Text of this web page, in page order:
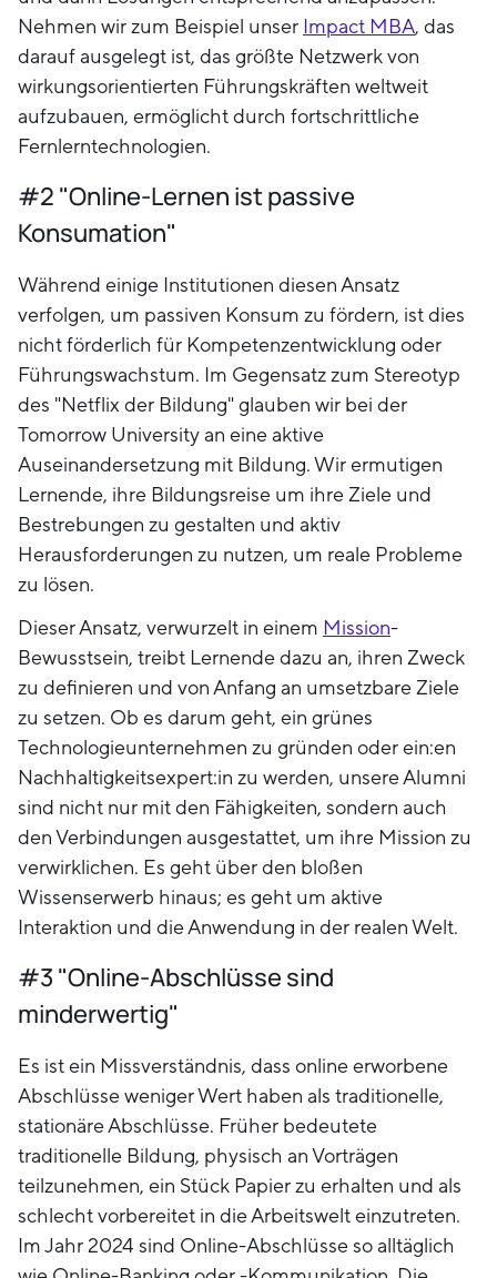
Nehmen wir zum Beispiel unser Impact MBA, das
darauf ausgelegt ist, das größte Netzwerk von
wirkungsorientierten Führungskräften weltweit
aufzubauen, ermöglicht durch fortschrittliche
Fernlerntechnologien.
#2 "Online-Lernen ist passive
Konsumation"
Während einige Institutionen diesen Ansatz
verfolgen, um passiven Konsum zu fördern, ist dies
nicht förderlich für Kompetenzentwicklung oder
Führungswachstum. Im Gegensatz zum Stereotyp
des "Netflix der Bildung" glauben wir bei der
Tomorrow University an eine aktive
Auseinandersetzung mit Bildung. Wir ermutigen
Lernende, ihre Bildungsreise um ihre Ziele und
Bestrebungen zu gestalten und aktiv
Herausforderungen zu nutzen, um reale Probleme
zu lösen.
Dieser Ansatz, verwurzelt in einem Mission-
Bewusstsein, treibt Lernende dazu an, ihren Zweck
zu definieren und von Anfang an umsetzbare Ziele
zu setzen. Ob es darum geht, ein grünes
Technologieunternehmen zu gründen oder ein:en
Nachhaltigkeitsexpert:in zu werden, unsere Alumni
sind nicht nur mit den Fähigkeiten, sondern auch
den Verbindungen ausgestattet, um ihre Mission zu
verwirklichen. Es geht über den bloßen
Wissenserwerb hinaus; es geht um aktive
Interaktion und die Anwendung in der realen Welt.
#3 "Online-Abschlüsse sind
minderwertig"
Es ist ein Missverständnis, dass online erworbene
Abschlüsse weniger Wert haben als traditionelle,
stationäre Abschlüsse. Früher bedeutete
traditionelle Bildung, physisch an Vorträgen
teilzunehmen, ein Stück Papier zu erhalten und als
schlecht vorbereitet in die Arbeitswelt einzutreten.
Im Jahr 2024 sind Online-Abschlüsse so alltäglich